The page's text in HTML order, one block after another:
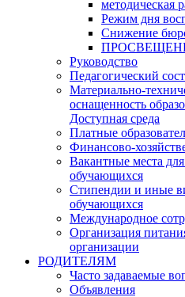
методическая
Режим дня
Снижение
Руководство
Педагогический
Материально-
оснащенность
Доступная среда
Платные
Финансово-
Вакантные места
обучающихся
Стипендии и иные
обучающихся
Международное
Организация
организации
РОДИТЕЛЯМ
Часто задаваемые
Объявления